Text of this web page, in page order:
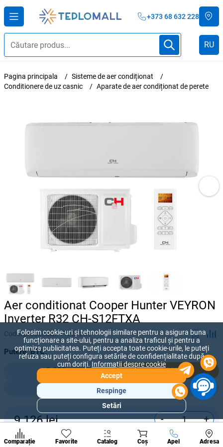
+373 68 632 228
RU
Pagina principala
Sisteme de aer condiționat
Conditionere de uz casnic
Aparate de aer condiționat de perete
Aer conditionat Cooper Hunter VEYRON
Inverter R32 CH-S12FTXA
Codul produsului:11201251
Putere, BTU:
9 000
12 000
24 000
9 126lei - +
Cumpără acum
Comparație Favorite Catalog Coș Apel Adresa
A suna
Secțiuni
populare
de
Folosim cookie-uri și tehnologii similare pentru a asigura buna
funcționare a site-ului, pentru a analiza traficul și pentru a
optimiza publicitatea. Puteți accepta toate cookie-urile, le puteți
refuza sau puteți configura setările de confidențialitate după
cum doriți. Informații despre cookie
Accept
Respinge
Setări